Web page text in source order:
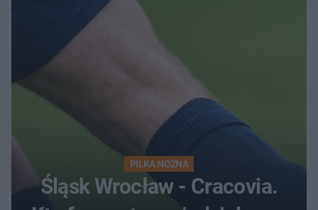
PIŁKA NOŻNA
Śląsk Wrocław - Cracovia.